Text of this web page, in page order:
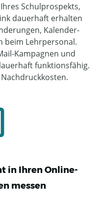
Schulprospekts,
dauerhaft erhalten
Kalender-
beim Lehrpersonal.
Kampagnen und
funktionsfähig.
in Ihren Online-
messen